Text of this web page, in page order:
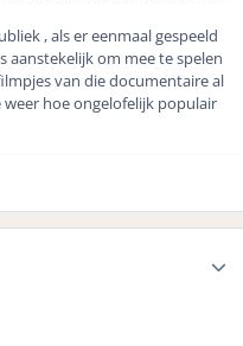
, als er eenmaal gespeeld
aanstekelijk om mee te spelen
van die documentaire al
weer hoe ongelofelijk populair